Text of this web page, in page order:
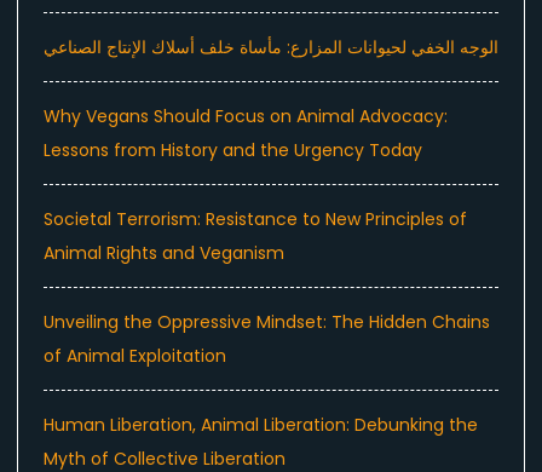
الوجه الخفي لحيوانات المزارع: مأساة خلف أسلاك الإنتاج الصناعي
Why Vegans Should Focus on Animal Advocacy:
Lessons from History and the Urgency Today
Societal Terrorism: Resistance to New Principles of
Animal Rights and Veganism
Unveiling the Oppressive Mindset: The Hidden Chains
of Animal Exploitation
Human Liberation, Animal Liberation: Debunking the
Myth of Collective Liberation